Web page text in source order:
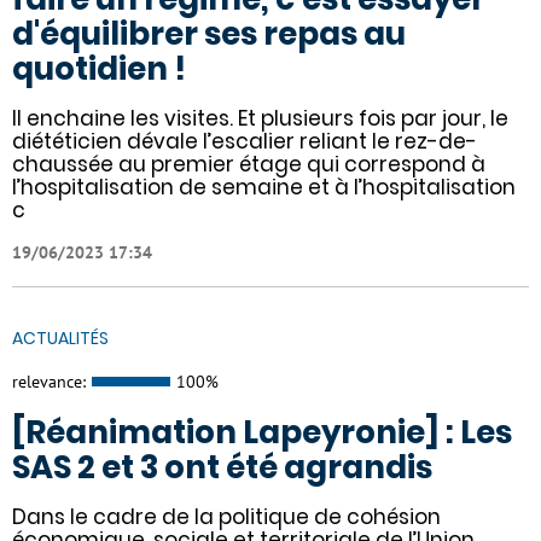
d'équilibrer ses repas au
quotidien !
Il enchaine les visites. Et plusieurs fois par jour, le
diététicien dévale l’escalier reliant le rez-de-
chaussée au premier étage qui correspond à
l’hospitalisation de semaine et à l’hospitalisation
c
19/06/2023 17:34
ACTUALITÉS
relevance: 100%
[Réanimation Lapeyronie] : Les
SAS 2 et 3 ont été agrandis
Dans le cadre de la politique de cohésion